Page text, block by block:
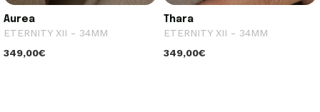
Aurea
ETERNITY XII - 34MM
349,00€
Thara
ETERNITY XII - 34MM
349,00€